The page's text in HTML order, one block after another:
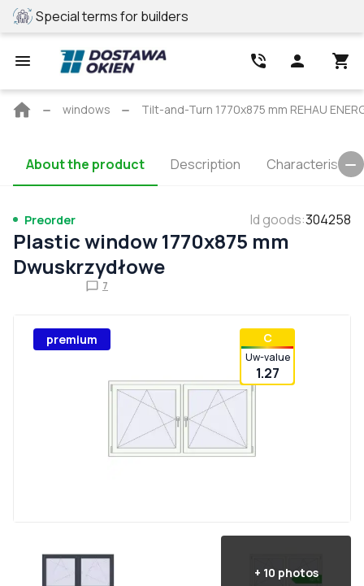
Special terms for builders
Main
windows Tilt-and-Turn 1770x875 mm REHAU
About the product Description Characteristics
Preorder Id goods:304258
Plastic window 1770x875 mm
Dwuskrzydłowe
7
premium С
Uw-value
1.27
+ 10 photos